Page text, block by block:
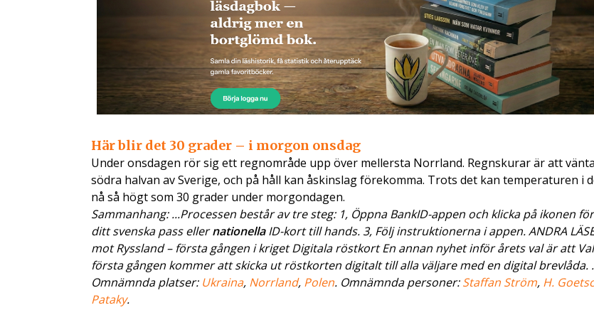
Här blir det 30 grader – i morgon onsdag
Under onsdagen rör sig ett regnområde upp över mellersta Norrland. Regnskurar är att
södra halvan av Sverige, och på håll kan åskinslag förekomma. Trots det kan temperaturen i
nå så högt som 30 grader under morgondagen.
Sammanhang: ...Processen består av tre steg: 1, Öppna BankID-appen och klicka på ikonen
ditt svenska pass ellernationellaID-kort till hands. 3, Följ instruktionerna i appen. ANDRA
mot Ryssland – första gången i kriget Digitala röstkort En annan nyhet inför årets val är att
första gången kommer att skicka ut röstkorten digitalt till alla väljare med en digital brevlåda.
Omnämnda platser: Ukraina, Norrland, Polen. Omnämnda personer:Staffan Ström, H.
Pataky.